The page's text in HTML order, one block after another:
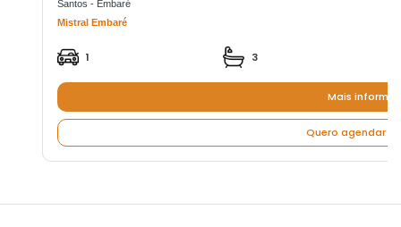
Santos - Embaré
Mistral Embaré
1 3
Mais
Quero agendar